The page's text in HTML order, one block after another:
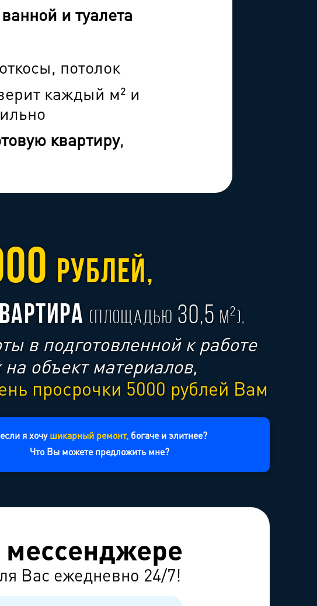
и туалета
потолок
каждый м² и
квартиру,
РУБЛЕЙ,
(площадью 30,5 м2),
в подготовленной к работе
объект материалов,
просрочки 5000 рублей Вам
я хочушикарный ремонт, богаче и элитнее?
Что Вы можете предложить мне?
Вас ежедневно 24/7!